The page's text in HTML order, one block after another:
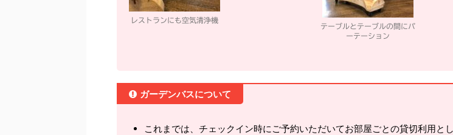
レストランにも空気清浄機
テーブルとテーブルの間にパ
ーテーション
ガーデンバスについて
これまでは、チェックイン時にご予約いただいてお部屋ごとの貸切利用と